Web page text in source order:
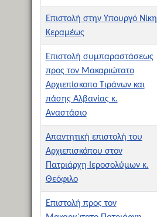
Επιστολή στην Υπουργό Νίκη
Κεραμέως
Eπιστολή συμπαραστάσεως
προς τον Μακαριώτατο
Αρχιεπίσκοπο Τιράνων και
πάσης Αλβανίας κ.
Αναστάσιο
Απαντητική επιστολή του
Αρχιεπισκόπου στον
Πατριάρχη Ιεροσολύμων κ.
Θεόφιλο
Επιστολή προς τον